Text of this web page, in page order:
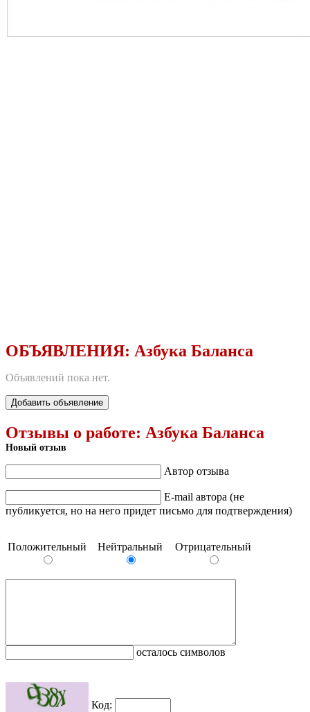
ОБЪЯВЛЕНИЯ: Азбука Баланса
Объявлений пока нет.
Добавить объявление
Отзывы о работе: Азбука Баланса
Новый отзыв
Автор отзыва
E-mail автора (не
публикуется, но на него придет письмо для подтверждения)
Положительный Нейтральный Отрицательный
осталось символов
Код: